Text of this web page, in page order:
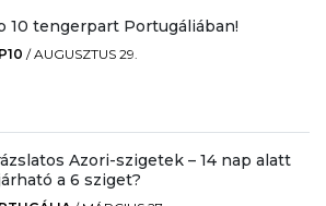
10 tengerpart Portugáliában!
/AUGUSZTUS 29.
Azori-szigetek – 14 nap alatt
a 6 sziget?